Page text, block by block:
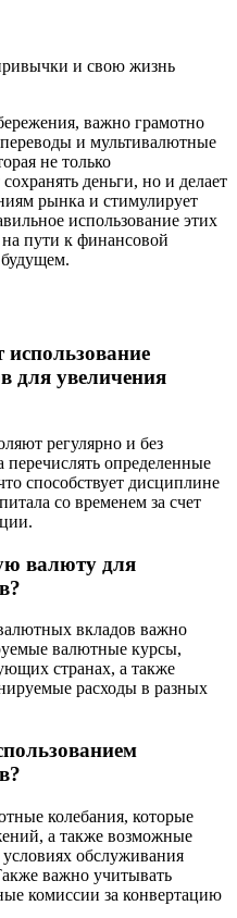
и свою жизнь
важно грамотно
и мультивалютные
не только
деньги, но и делает
рынка и стимулирует
использование этих
пути к финансовой
для увеличения
регулярно и без
перечислять определенные
способствует дисциплине
со временем за счет
валюту для
вкладов важно
валютные курсы,
странах, а также
расходы в разных
колебания, которые
а также возможные
обслуживания
важно учитывать
комиссии за конвертацию